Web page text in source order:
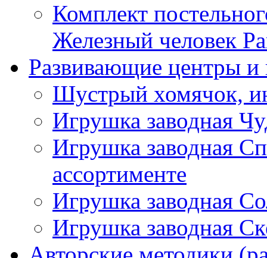
Комплект
Железный человек
Развивающие центры и
Шустрый хомячок,
Игрушка заводная
Игрушка заводная
ассортименте
Игрушка заводная
Игрушка заводная